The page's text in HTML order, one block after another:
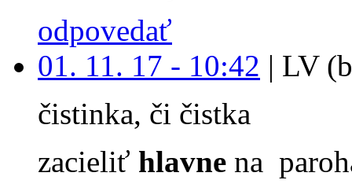
odpovedať
01. 11. 17 - 10:42 | LV
čistinka, či čistka
zacieliť hlavne na